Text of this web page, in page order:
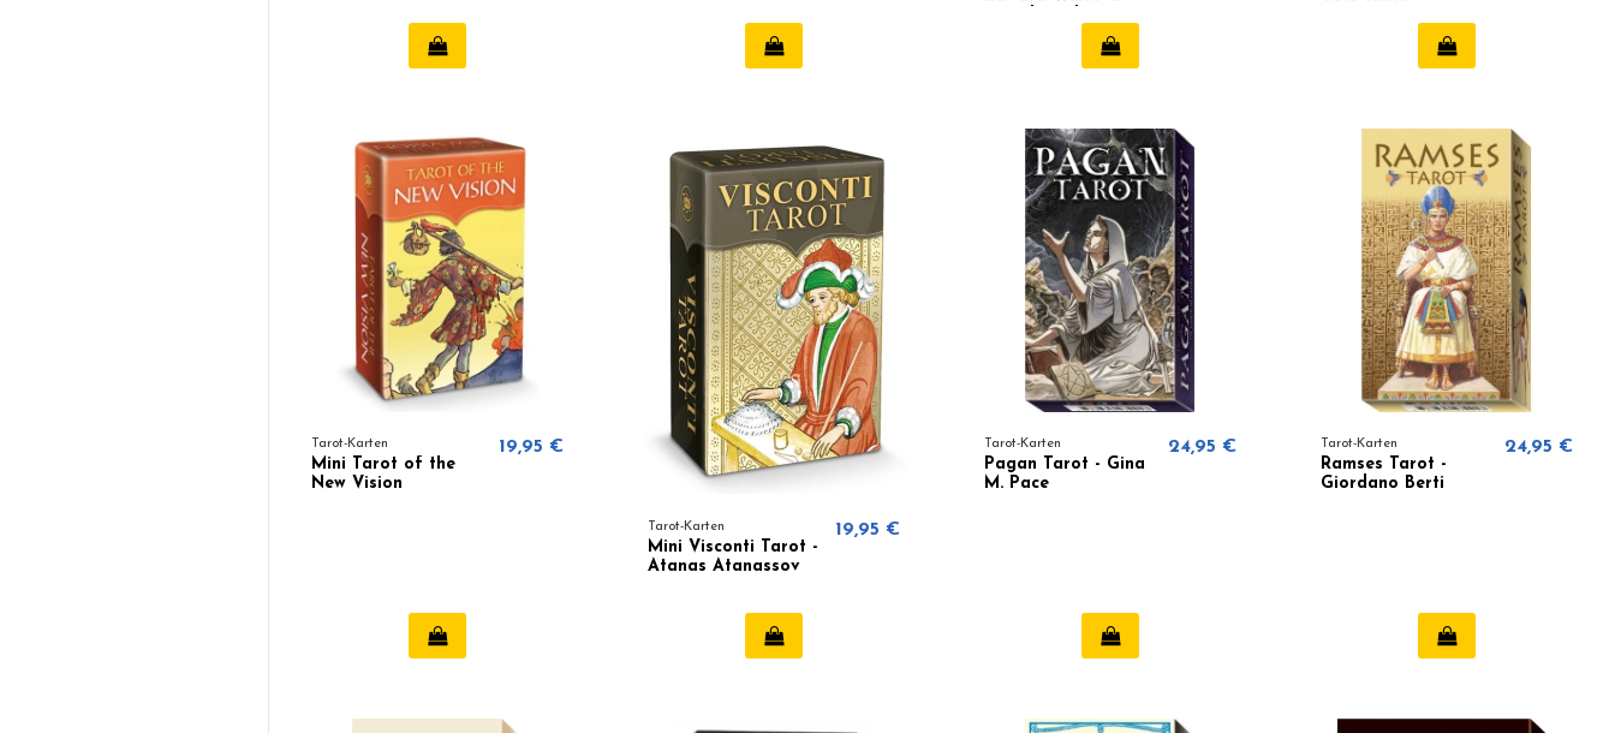
Tarot-Karten
Mini Tarot of the
New Vision
19,95 €
Tarot-Karten
Mini Visconti Tarot -
Atanas Atanassov
19,95 €
Tarot-Karten
Pagan Tarot - Gina
M. Pace
24,95 € Tarot-Karten
Ramses Tarot -
Giordano Berti
24,95 €